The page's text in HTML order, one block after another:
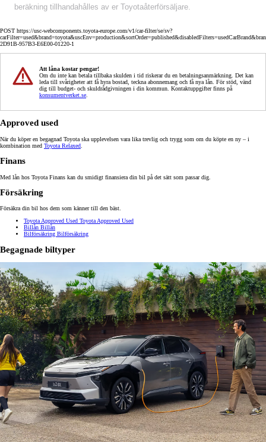
beräkning tillhandahålles av er Toyotaåterförsäljare.
POST https://usc-webcomponents.toyota-europe.com/v1/car-filter/se/sv?
2D91B-957B3-E6E00-01220-1
Att låna kostar pengar!
Om du inte kan betala tillbaka skulden i tid riskerar du en betalningsanmärkning. Det kan
leda till svårigheter att få hyra bostad, teckna abonnemang och få nya lån. För stöd, vänd
dig till budget- och skuldrådgivningen i din kommun. Kontaktuppgifter finns på
konsumentverket.se
Approved used
När du köper en begagnad Toyota ska upplevelsen vara lika trevlig och trygg som om du köpte en ny – i
kombination med Toyota Relaxed
Finans
Med lån hos Toyota Finans kan du smidigt finansiera din bil på det sätt som passar dig.
Försäkring
Försäkra din bil hos dem som känner till den bäst.
Toyota Approved Used Toyota Approved Used
Billån Billån
Bilförsäkring Bilförsäkring
Begagnade biltyper